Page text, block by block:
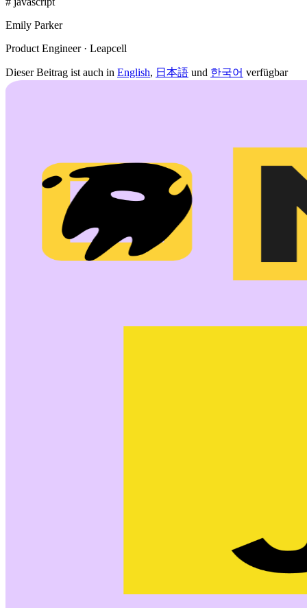
Emily Parker
Product Engineer · Leapcell
Dieser Beitrag ist auch in English, 日本語 und 한국어 verfügbar